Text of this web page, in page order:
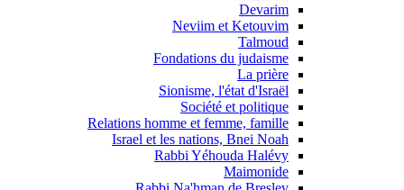
Devarim
Neviim et Ketouvim
Talmoud
Fondations du judaisme
La prière
Sionisme, l'état d'Israël
Société et politique
Relations homme et femme, famille
Israel et les nations, Bnei Noah
Rabbi Yéhouda Halévy
Maimonide